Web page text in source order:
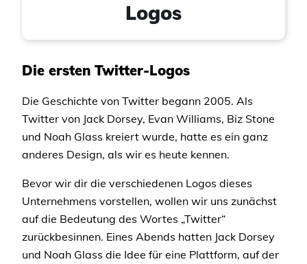
Logos
Die ersten Twitter-Logos
Die Geschichte von Twitter begann 2005. Als
Twitter von Jack Dorsey, Evan Williams, Biz Stone
und Noah Glass kreiert wurde, hatte es ein ganz
anderes Design, als wir es heute kennen.
Bevor wir dir die verschiedenen Logos dieses
Unternehmens vorstellen, wollen wir uns zunächst
auf die Bedeutung des Wortes „Twitter“
zurückbesinnen. Eines Abends hatten Jack Dorsey
und Noah Glass die Idee für eine Plattform, auf der